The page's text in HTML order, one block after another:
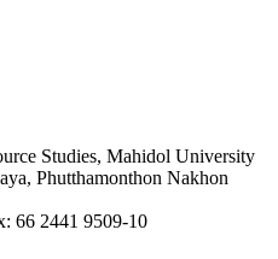
Studies, Mahidol University
Phutthamonthon Nakhon
66 2441 9509-10